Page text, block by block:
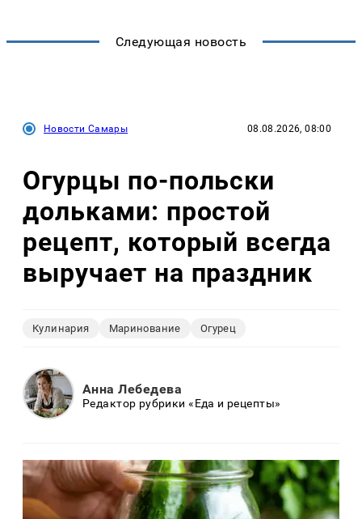
Следующая новость
Новости Самары 08.08.2026, 08:00
Огурцы по‑польски
дольками: простой
рецепт, который всегда
выручает на праздник
Кулинария Маринование Огурец
Анна Лебедева
Редактор рубрики «Еда и рецепты»